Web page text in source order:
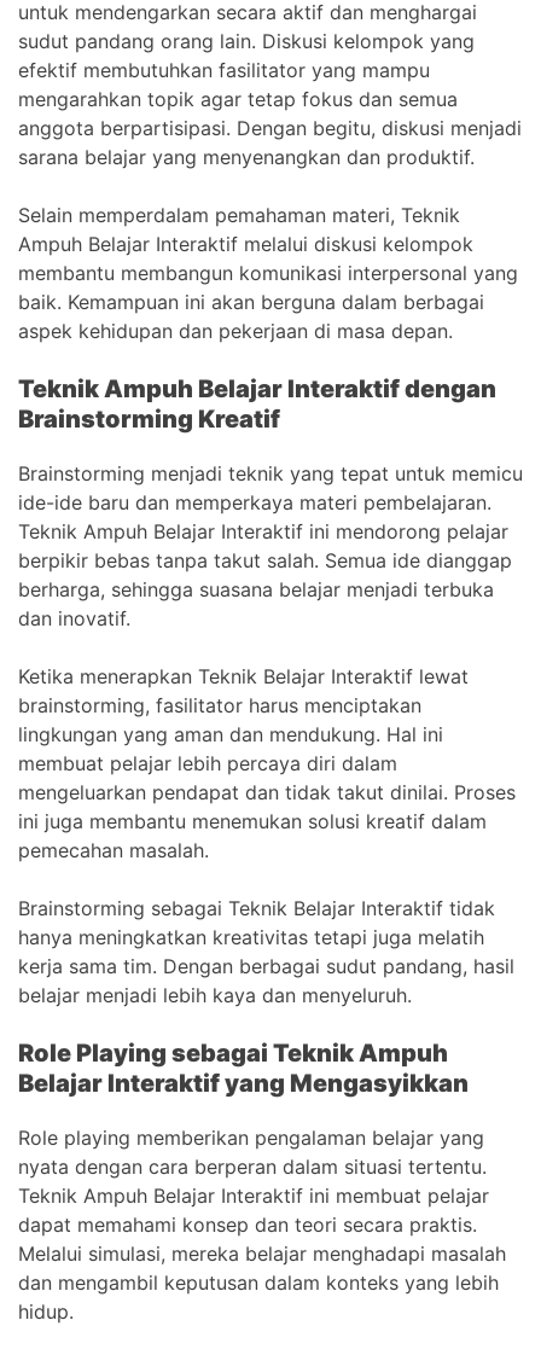
untuk mendengarkan secara aktif dan menghargai
sudut pandang orang lain. Diskusi kelompok yang
efektif membutuhkan fasilitator yang mampu
mengarahkan topik agar tetap fokus dan semua
anggota berpartisipasi. Dengan begitu, diskusi menjadi
sarana belajar yang menyenangkan dan produktif.
Selain memperdalam pemahaman materi, Teknik
Ampuh Belajar Interaktif melalui diskusi kelompok
membantu membangun komunikasi interpersonal yang
baik. Kemampuan ini akan berguna dalam berbagai
aspek kehidupan dan pekerjaan di masa depan.
Teknik Ampuh Belajar Interaktif dengan
Brainstorming Kreatif
Brainstorming menjadi teknik yang tepat untuk memicu
ide-ide baru dan memperkaya materi pembelajaran.
Teknik Ampuh Belajar Interaktif ini mendorong pelajar
berpikir bebas tanpa takut salah. Semua ide dianggap
berharga, sehingga suasana belajar menjadi terbuka
dan inovatif.
Ketika menerapkan Teknik Belajar Interaktif lewat
brainstorming, fasilitator harus menciptakan
lingkungan yang aman dan mendukung. Hal ini
membuat pelajar lebih percaya diri dalam
mengeluarkan pendapat dan tidak takut dinilai. Proses
ini juga membantu menemukan solusi kreatif dalam
pemecahan masalah.
Brainstorming sebagai Teknik Belajar Interaktif tidak
hanya meningkatkan kreativitas tetapi juga melatih
kerja sama tim. Dengan berbagai sudut pandang, hasil
belajar menjadi lebih kaya dan menyeluruh.
Role Playing sebagai Teknik Ampuh
Belajar Interaktif yang Mengasyikkan
Role playing memberikan pengalaman belajar yang
nyata dengan cara berperan dalam situasi tertentu.
Teknik Ampuh Belajar Interaktif ini membuat pelajar
dapat memahami konsep dan teori secara praktis.
Melalui simulasi, mereka belajar menghadapi masalah
dan mengambil keputusan dalam konteks yang lebih
hidup.